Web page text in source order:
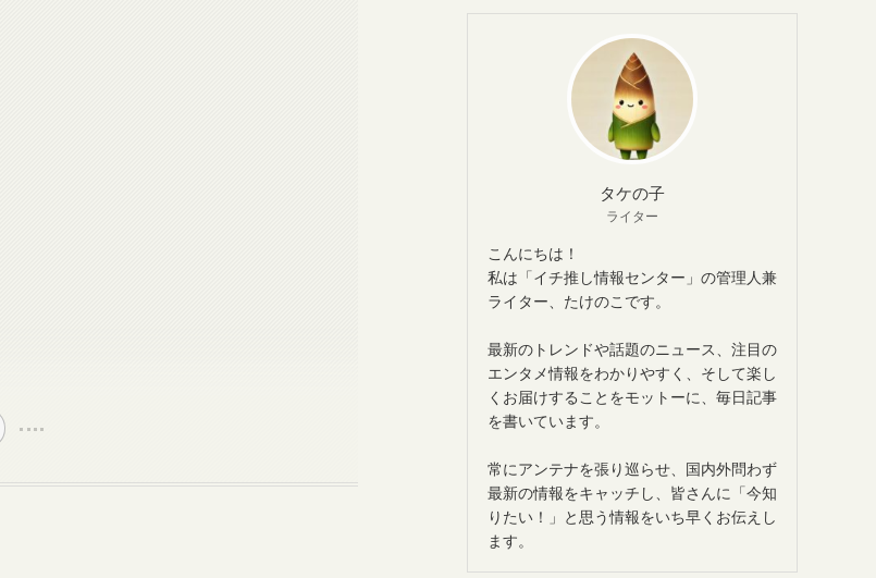
タケの子
ライター
こんにちは！
私は「イチ推し情報センター」の管理人兼
ライター、たけのこです。
最新のトレンドや話題のニュース、注目の
エンタメ情報をわかりやすく、そして楽し
くお届けすることをモットーに、毎日記事
を書いています。
常にアンテナを張り巡らせ、国内外問わず
最新の情報をキャッチし、皆さんに「今知
りたい！」と思う情報をいち早くお伝えし
ます。